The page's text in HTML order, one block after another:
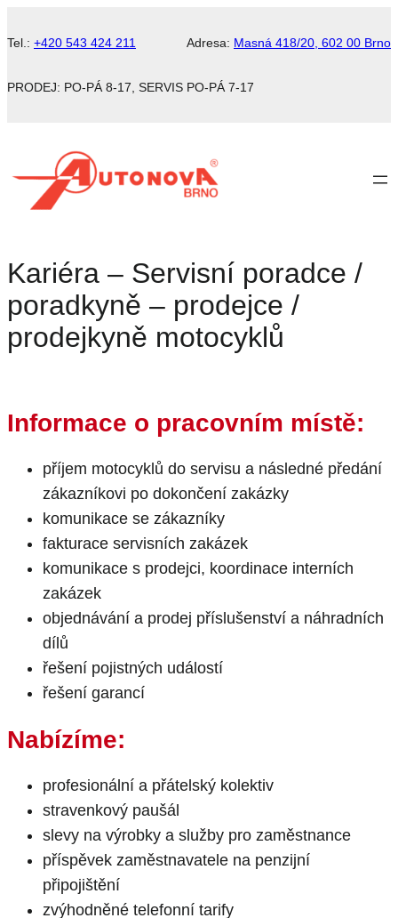
na
Tel.: +420 543 424 211 Adresa: Masná 418/20, 602 00 Brno
PRODEJ: PO-PÁ 8-17, SERVIS PO-PÁ 7-17
Kariéra – Servisní poradce /
poradkyně – prodejce /
prodejkyně motocyklů
Informace o pracovním místě:
příjem motocyklů do servisu a následné předání
zákazníkovi po dokončení zakázky
komunikace se zákazníky
fakturace servisních zakázek
komunikace s prodejci, koordinace interních
zakázek
objednávání a prodej příslušenství a náhradních
dílů
řešení pojistných událostí
řešení garancí
Nabízíme:
profesionální a přátelský kolektiv
stravenkový paušál
slevy na výrobky a služby pro zaměstnance
příspěvek zaměstnavatele na penzijní
připojištění
zvýhodněné telefonní tarify